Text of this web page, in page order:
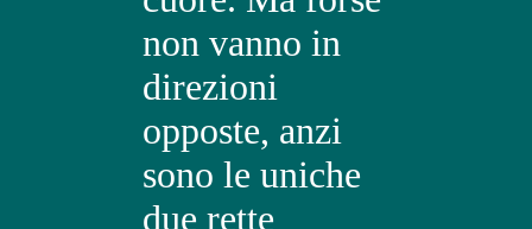
non vanno in
direzioni
opposte, anzi
sono le uniche
due rette